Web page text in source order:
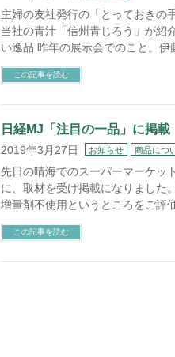
主婦の友社発行の「とっておきの
当社の青汁「信州青じろう」が紹
い逸品 昨年の展示会でのこと。
この記事を読む
日経MJ「注目の一品」に掲載
2019年3月27日 お知らせ 商品につ
先日の晴海でのスーパーマーケッ
に、取材を受け掲載になりました
増量剤不使用というところをご評
この記事を読む